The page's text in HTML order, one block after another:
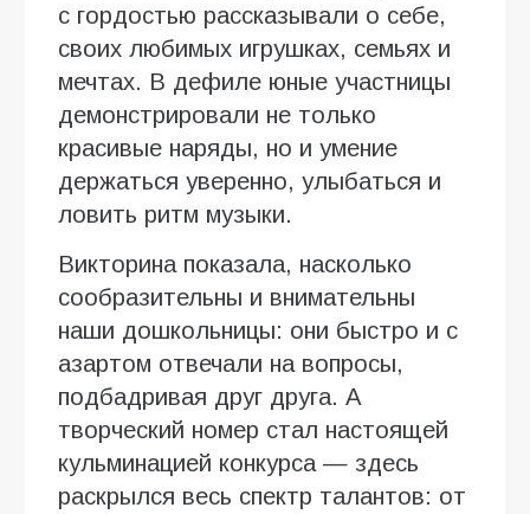
с гордостью рассказывали о себе,
своих любимых игрушках, семьях и
мечтах. В дефиле юные участницы
демонстрировали не только
красивые наряды, но и умение
держаться уверенно, улыбаться и
ловить ритм музыки.
Викторина показала, насколько
сообразительны и внимательны
наши дошкольницы: они быстро и с
азартом отвечали на вопросы,
подбадривая друг друга. А
творческий номер стал настоящей
кульминацией конкурса — здесь
раскрылся весь спектр талантов: от